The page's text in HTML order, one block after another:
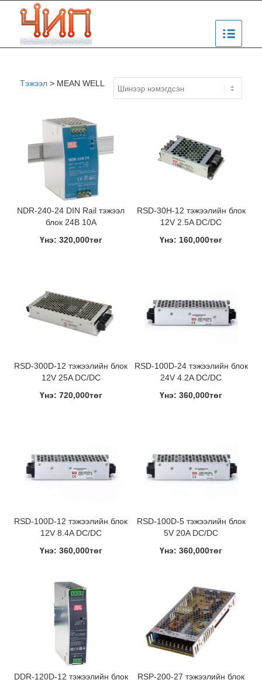
Тэжээл> MEAN WELL
NDR-240-24 DIN Rail тэжээл
блок 24В 10А
Үнэ: 320,000төг
RSD-30H-12 тэжээлийн блок
12V 2.5A DC/DC
Үнэ: 160,000төг
RSD-300D-12 тэжээлийн блок
12V 25A DC/DC
Үнэ: 720,000төг
RSD-100D-24 тэжээлийн блок
24V 4.2A DC/DC
Үнэ: 360,000төг
RSD-100D-12 тэжээлийн блок
12V 8.4A DC/DC
Үнэ: 360,000төг
RSD-100D-5 тэжээлийн блок
5V 20A DC/DC
Үнэ: 360,000төг
DDR-120D-12 тэжээлийн блок
RSP-200-27 тэжээлийн блок